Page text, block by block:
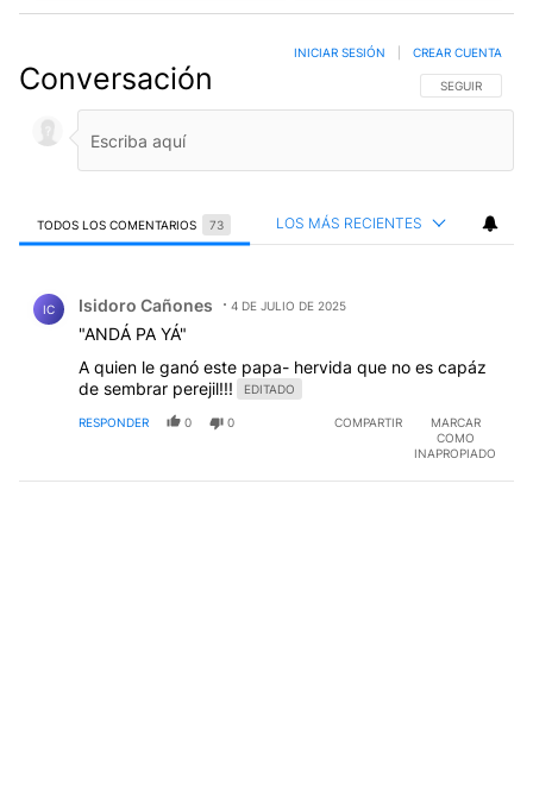
Conversación SIGA ESTA
SEGUIR
INICIAR SESIÓN CREAR CUENTA
TODOS LOS COMENTARIOS 73 LOS MÁS RECIENTES
IC Isidoro Cañones 4 DE JULIO DE 2025
"ANDÁ PA YÁ"
A quien le ganó este papa- hervida que no es capáz
de sembrar perejil!!!
EDITADO
RESPONDER 0 0 COMPARTIR
MARCAR
COMO
INAPROPIADO